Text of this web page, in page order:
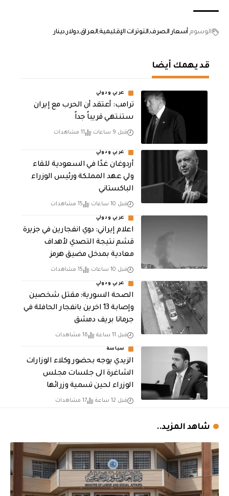
الوسوم أسعار الصرف التوترات الإقليمية العراقدولار دينار
قد يهمك أيضا
عربي ودولي
‏ترامب: أعتقد أن الحرب مع إيران
ستنتهي قريباً جداً
قبل 9 ساعات 11 مشاهدات
عربي ودولي
أردوغان غدًا في السعودية للقاء
ولي عهد المملكة ورئيس الوزراء
الباكستاني
قبل 10 ساعات 15 مشاهدات
عربي ودولي
اعلام إيراني: دوي انفجارين في جزيرة
قشم نتيجة التصدي لأهداف
معادية بمدخل مضيق هرمز
قبل 10 ساعات 15 مشاهدات
عربي ودولي
الصحة السورية: مقتل شخصين
وإصابة 13 اخرين بانفجار الحافلة في
جرمانا بريف دمشق
قبل 11 ساعة 16 مشاهدات
سياسة
الزيدي يوجه بحضور وكلاء الوزارات
الشاغرة الى جلسات مجلس
الوزراء لحين تسمية وزرائها
قبل 12 ساعة 17 مشاهدات
شاهد المزيد..